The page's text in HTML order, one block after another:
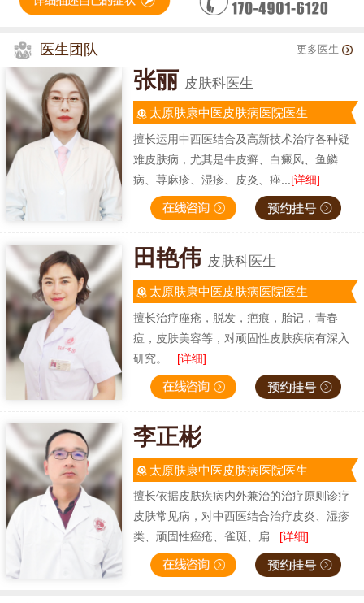
医生团队 更多医生
张丽 皮肤科医生
太原肤康中医皮肤病医院医生
擅长运用中西医结合及高新技术治疗各种疑
难皮肤病，尤其是牛皮癣、白癜风、鱼鳞
病、荨麻疹、湿疹、皮炎、痤... [详细]
田艳伟 皮肤科医生
太原肤康中医皮肤病医院医生
擅长治疗痤疮，脱发，疤痕，胎记，青春
痘，皮肤美容等，对顽固性皮肤疾病有深入
研究。... [详细]
李正彬
太原肤康中医皮肤病医院医生
擅长依据皮肤疾病内外兼治的治疗原则诊疗
皮肤常见病，对中西医结合治疗皮炎、湿疹
类、顽固性痤疮、雀斑、扁...[详细]